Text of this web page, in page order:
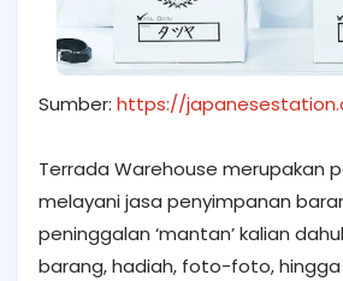
Sumber: https://
Terrada Warehouse merupakan
melayani jasa penyimpanan
peninggalan ‘mantan’ kalian
barang, hadiah, foto-foto,